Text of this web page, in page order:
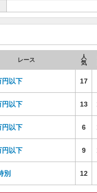
レース
人
気
円以下 17
円以下 13
円以下 6
円以下 9
別 12